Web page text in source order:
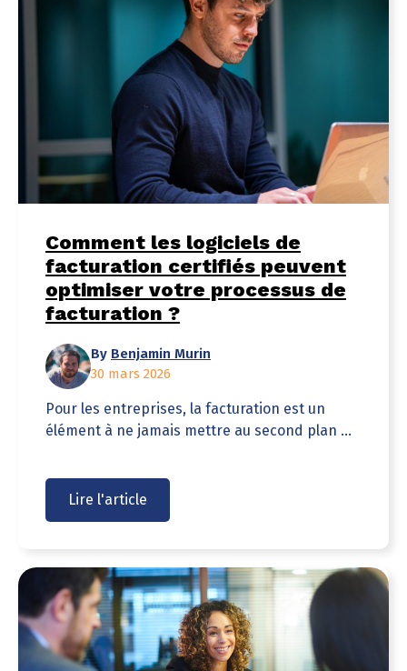
Comment les logiciels de
facturation certifiés peuvent
optimiser votre processus de
facturation ?
By Benjamin Murin
30 mars 2026
Pour les entreprises, la facturation est un
élément à ne jamais mettre au second plan ...
Lire l'article